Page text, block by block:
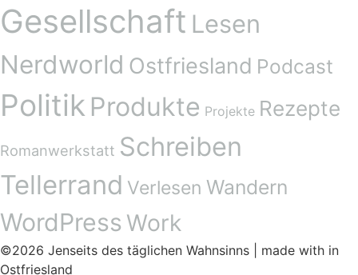
Gesellschaft Lesen
Nerdworld Ostfriesland Podcast
Politik Produkte Projekte Rezepte
Romanwerkstatt Schreiben
Tellerrand Verlesen Wandern
WordPress Work
©2026 Jenseits des täglichen Wahnsinns | made with in
Ostfriesland